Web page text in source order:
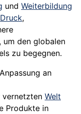
und Weiterbildung
Druck,
um den globalen
zu begegnen.
an
vernetzten Welt
Produkte in